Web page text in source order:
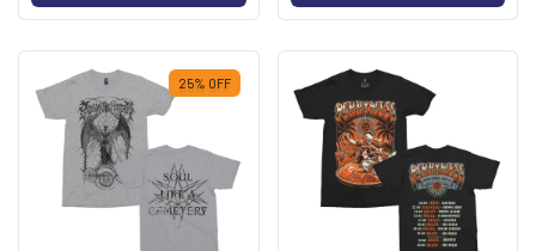
25% OFF